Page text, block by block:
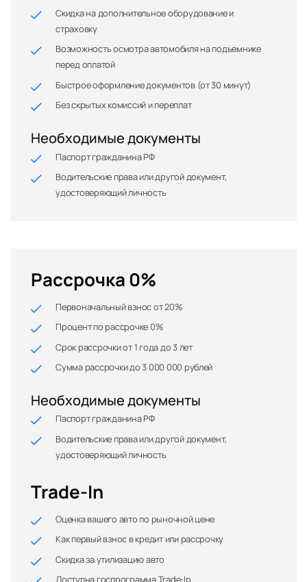
Скидка на дополнительное оборудование и
страховку
Возможность осмотра автомобиля на подъемнике
перед оплатой
Быстрое оформление документов (от 30 минут)
Без скрытых комиссий и переплат
Необходимые документы
Паспорт гражданина РФ
Водительские права или другой документ,
удостоверяющий личность
Рассрочка 0%
Первоначальный взнос от 20%
Процент по рассрочке 0%
Срок рассрочки от 1 года до 3 лет
Сумма рассрочки до 3 000 000 рублей
Необходимые документы
Паспорт гражданина РФ
Водительские права или другой документ,
удостоверяющий личность
Trade-In
Оценка вашего авто по рыночной цене
Как первый взнос в кредит или рассрочку
Скидка за утилизацию авто
Доступна госпрограмма Trade-In